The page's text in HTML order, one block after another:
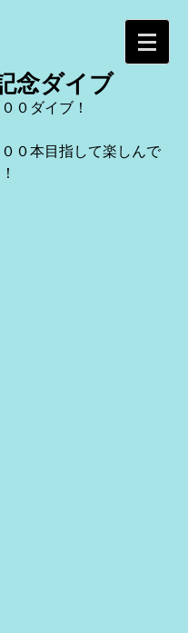
念ダイブ
０ダイブ！
０本目指して楽しんで